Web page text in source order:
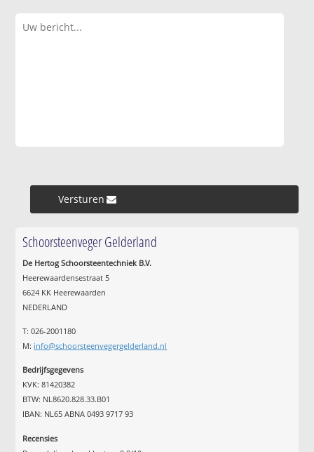
Versturen »
Schoorsteenveger Gelderland
De Hertog Schoorsteentechniek B.V.
Heerewaardensestraat 5
6624 KK Heerewaarden
NEDERLAND
T: 026-2001180
M: info@schoorsteenvegergelderland.nl
Bedrijfsgegevens
KVK: 81420382
BTW: NL8620.828.33.B01
IBAN: NL65 ABNA 0493 9717 93
Recensies